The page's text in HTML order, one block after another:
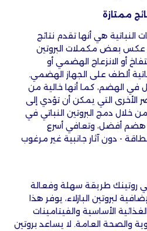
ممتازة
النباتية هي أنها تقدم نتائج
عكس بعض مكملات البروتين
أو الانزعاج الهضمي أو
ألطف على الجهاز الهضمي.
في الهضم، كما أنها خالية من
الأخرى التي يمكن أن تؤدي إلى
دمج البروتين النباتي في
هضم أفضل، وتعافي أسرع
- دون آثار جانبية غير مرغوب
روتينك طريقة سهلة وفعالة
لبروتين البازلاء، يوفر هذا
الأساسية والفيتامينات
والصحة العامة. لا يساعد بروتين